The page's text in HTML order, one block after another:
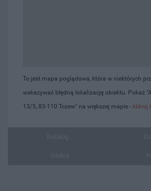
To jest mapa poglądowa, która w niektórych
wskazywać błędną lokalizację obiektu. Pokaż
13/5, 83-110 Tczew" na większej mapie - kliknij